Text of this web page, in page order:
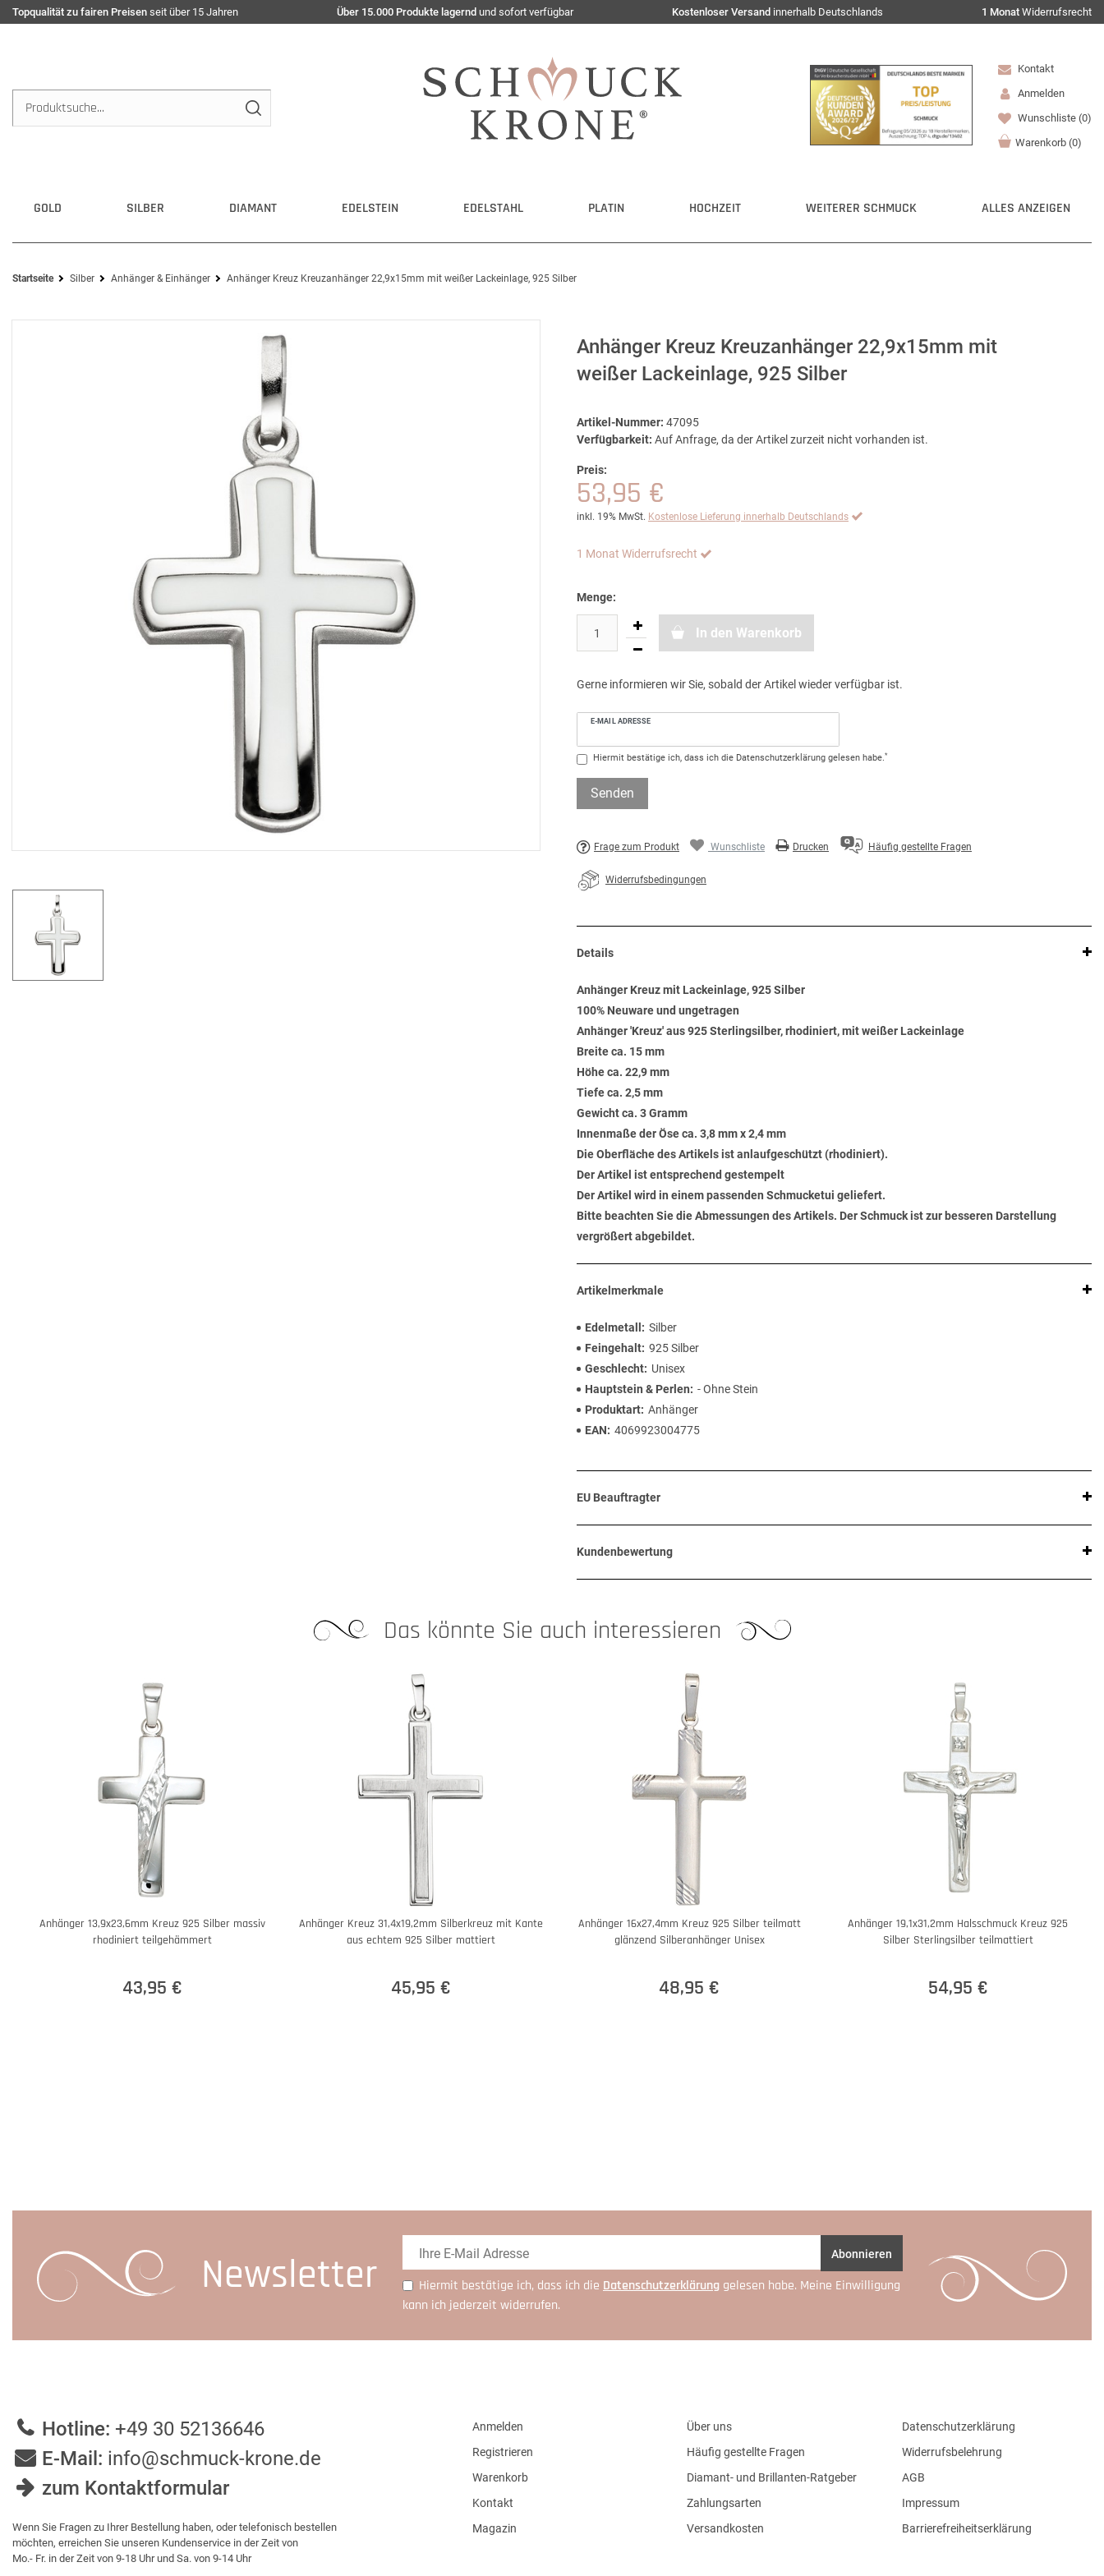
Topqualität zu fairen Preisen seit über 15 Jahren Über 15.000 Produkte lagernd und sofort verfügbar Kostenloser Versand innerhalb Deutschlands 1 Monat Widerrufsrecht
Kontakt
Anmelden
Wunschliste (0)
Warenkorb (0)
GOLD SILBER DIAMANT EDELSTEIN EDELSTAHL PLATIN HOCHZEIT WEITERER SCHMUCK ALLES ANZEIGEN
Startseite Silber Anhänger & Einhänger Anhänger Kreuz Kreuzanhänger 22,9x15mm mit weißer Lackeinlage, 925 Silber
Anhänger Kreuz Kreuzanhänger 22,9x15mm mit
weißer Lackeinlage, 925 Silber
Artikel-Nummer: 47095
Verfügbarkeit: Auf Anfrage, da der Artikel zurzeit nicht vorhanden ist.
Preis:
53,95 €
inkl. 19% MwSt. Kostenlose Lieferung innerhalb Deutschlands
1 Monat Widerrufsrecht
Menge:
In den Warenkorb
Gerne informieren wir Sie, sobald der Artikel wieder verfügbar ist.
E-MAIL ADRESSE
Hiermit bestätige ich, dass ich die Daten­schutz­erklärung gelesen habe.*
Senden
Frage zum Produkt Wunschliste Drucken Häufig gestellte Fragen
Widerrufsbedingungen
Details
Anhänger Kreuz mit Lackeinlage, 925 Silber
100% Neuware und ungetragen
Anhänger 'Kreuz' aus 925 Sterlingsilber, rhodiniert, mit weißer Lackeinlage
Breite ca. 15 mm
Höhe ca. 22,9 mm
Tiefe ca. 2,5 mm
Gewicht ca. 3 Gramm
Innenmaße der Öse ca. 3,8 mm x 2,4 mm
Die Oberfläche des Artikels ist anlaufgeschützt (rhodiniert).
Der Artikel ist entsprechend gestempelt
Der Artikel wird in einem passenden Schmucketui geliefert.
Bitte beachten Sie die Abmessungen des Artikels. Der Schmuck ist zur besseren Darstellung
vergrößert abgebildet.
Artikelmerkmale
Edelmetall
Silber
Feingehalt 925 Silber
Geschlecht
Unisex
Hauptstein & Perlen
- Ohne Stein
Produktart Anhänger
EAN
4069923004775
EU Beauftragter
Kundenbewertung
Das könnte Sie auch interessieren
Anhänger 13,9x23,6mm Kreuz 925 Silber massiv
rhodiniert teilgehämmert
43,95 €
Anhänger Kreuz 31,4x19,2mm Silberkreuz mit Kante
aus echtem 925 Silber mattiert
45,95 €
Anhänger 16x27,4mm Kreuz 925 Silber teilmatt
glänzend Silberanhänger Unisex
48,95 €
Anhänger 19,1x31,2mm Halsschmuck Kreuz 925
Silber Sterlingsilber teilmattiert
54,95 €
Newsletter Abonnieren
Hiermit bestätige ich, dass ich die Daten­schutz­erklärung gelesen habe. Meine Einwilligung
kann ich jederzeit widerrufen.
Hotline: +49 30 52136646
E-Mail: info@schmuck-krone.de
zum Kontaktformular
Wenn Sie Fragen zu Ihrer Bestellung haben, oder telefonisch bestellen
möchten, erreichen Sie unseren Kundenservice in der Zeit von
Mo.- Fr. in der Zeit von 9-18 Uhr und Sa. von 9-14 Uhr
Anmelden
Registrieren
Warenkorb
Kontakt
Magazin
Über uns
Häufig gestellte Fragen
Diamant- und Brillanten-Ratgeber
Zahlungsarten
Versandkosten
Datenschutzerklärung
Widerrufsbelehrung
AGB
Impressum
Barrierefreiheitserklärung